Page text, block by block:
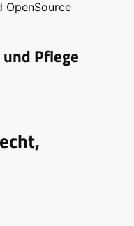
OpenSource
Pflege